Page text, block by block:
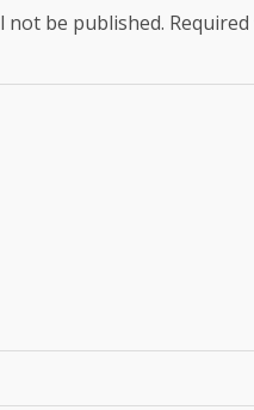
not be published.